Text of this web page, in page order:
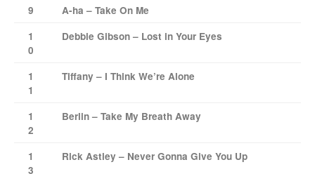
9
A-ha – Take On Me
1
0
Debbie Gibson – Lost in Your Eyes
1
1
Tiffany – I Think We’re Alone
1
2
Berlin – Take My Breath Away
1
3
Rick Astley – Never Gonna Give You Up